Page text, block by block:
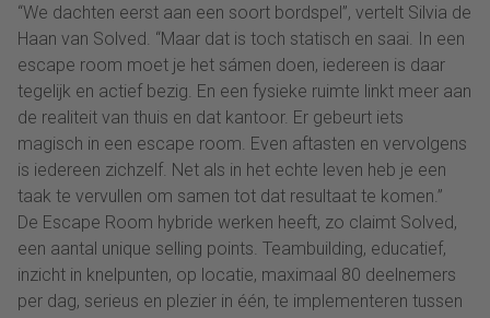
“We dachten eerst aan een soort bordspel”, vertelt Silvia de
Haan van Solved. “Maar dat is toch statisch en saai. In een
escape room moet je het sámen doen, iedereen is daar
tegelijk en actief bezig. En een fysieke ruimte linkt meer aan
de realiteit van thuis en dat kantoor. Er gebeurt iets
magisch in een escape room. Even aftasten en vervolgens
is iedereen zichzelf. Net als in het echte leven heb je een
taak te vervullen om samen tot dat resultaat te komen.”
De Escape Room hybride werken heeft, zo claimt Solved,
een aantal unique selling points. Teambuilding, educatief,
inzicht in knelpunten, op locatie, maximaal 80 deelnemers
per dag, serieus en plezier in één, te implementeren tussen